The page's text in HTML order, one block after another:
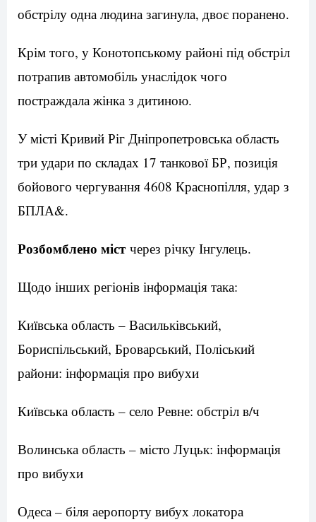
обстрілу одна людина загинула, двоє поранено.
Крім того, у Конотопському районі під обстріл
потрапив автомобіль унаслідок чого
постраждала жінка з дитиною.
У місті Кривий Ріг Дніпропетровська область
три удари по складах 17 танкової БР, позиція
бойового чергування 4608 Краснопілля, удар з
БПЛА&.
Розбомблено містчерез річку Інгулець.
Щодо інших регіонів інформація така:
Київська область – Васильківський,
Бориспільський, Броварський, Поліський
райони: інформація про вибухи
Київська область – село Ревне: обстріл в/ч
Волинська область – місто Луцьк: інформація
про вибухи
Одеса – біля аеропорту вибух локатора